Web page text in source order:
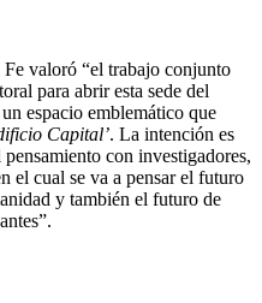
Fe valoró “el trabajo conjunto
para abrir esta sede del
espacio emblemático que
Capital’. La intención es
con investigadores,
el cual se va a pensar el futuro
y también el futuro de